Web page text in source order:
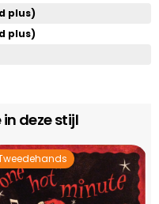
plus)
plus)
deze stijl